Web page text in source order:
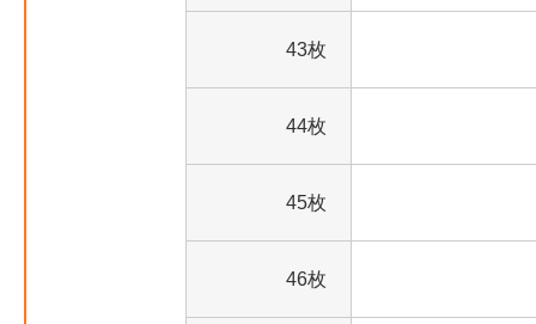
43枚
44枚
45枚
46枚